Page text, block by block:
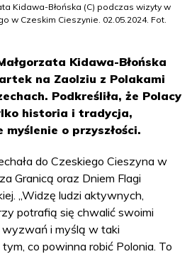
Kidawa-Błońska (C) podczas wizyty w
w Czeskim Cieszynie. 02.05.2024. Fot.
Kidawa-Błońska
na Zaolziu z Polakami
Podkreśliła, że Polacy
historia i tradycja,
o przyszłości.
do Czeskiego Cieszyna w
Granicą oraz Dniem Flagi
„Widzę ludzi aktywnych,
potrafią się chwalić swoimi
wyzwań i myślą w taki
co powinna robić Polonia. To